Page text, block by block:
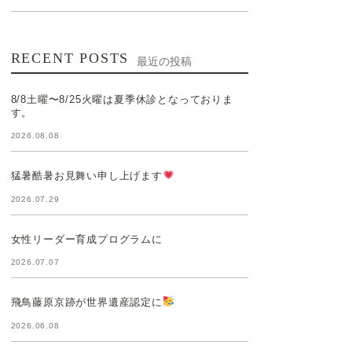
RECENT POSTS 最近の投稿
8/8土曜〜8/25火曜は夏季休診となっておりま
す。
2026.08.08
猛暑酷暑お見舞い申し上げます
2026.07.29
女性リーダー育成プログラムに
2026.07.07
飛鳥藤原京跡が世界遺産認定に
2026.06.08